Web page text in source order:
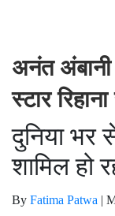
अनंत अंबानी
स्टार
दुनिया भर
शामिल हो
By Fatima Patwa |